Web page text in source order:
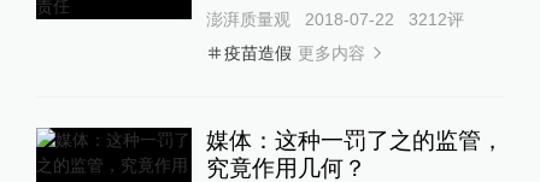
澎湃质量观 2018-07-22 3212评
疫苗造假 更多内容
媒体：这种一罚了之的监管，
究竟作用几何？